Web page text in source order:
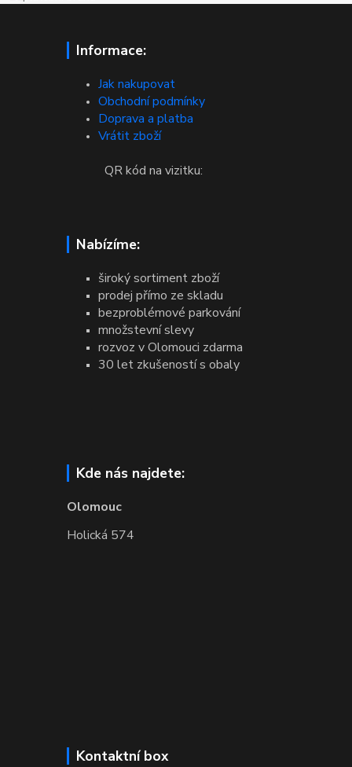
Informace:
Jak nakupovat
Obchodní podmínky
Doprava a platba
Vrátit zboží
QR kód na vizitku:
Nabízíme:
široký sortiment zboží
prodej přímo ze skladu
bezproblémové parkování
množstevní slevy
rozvoz v Olomouci zdarma
30 let zkušeností s obaly
Kde nás najdete:
Olomouc
Holická 574
Kontaktní box